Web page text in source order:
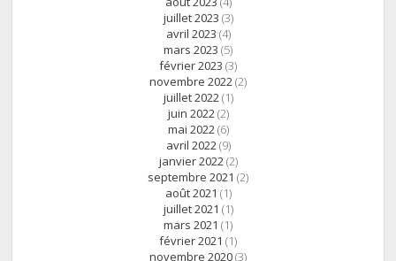
juillet 2023 (3)
avril 2023 (4)
mars 2023 (5)
février 2023 (3)
novembre 2022(2)
juillet 2022(1)
juin 2022(2)
mai 2022(6)
avril 2022(9)
janvier 2022(2)
septembre 2021 (2)
août 2021 (1)
juillet 2021 (1)
mars 2021 (1)
février 2021 (1)
novembre 2020(3)